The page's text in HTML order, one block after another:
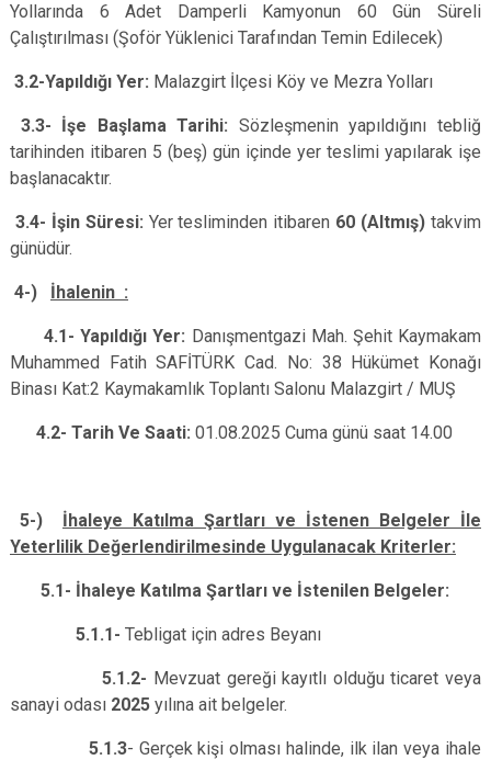
Yollarında 6 Adet Damperli Kamyonun 60 Gün Süreli
Çalıştırılması (Şoför Yüklenici Tarafından Temin Edilecek)
3.2-Yapıldığı Yer: Malazgirt İlçesi Köy ve Mezra Yolları
3.3- İşe Başlama Tarihi: Sözleşmenin yapıldığını tebliğ
tarihinden itibaren 5 (beş) gün içinde yer teslimi yapılarak işe
başlanacaktır.
3.4- İşin Süresi: Yer tesliminden itibaren 60 (Altmış) takvim
günüdür.
4-) İhalenin :
4.1- Yapıldığı Yer: Danışmentgazi Mah. Şehit Kaymakam
Muhammed Fatih SAFİTÜRK Cad. No: 38 Hükümet Konağı
Binası Kat:2 Kaymakamlık Toplantı Salonu Malazgirt / MUŞ
4.2- Tarih Ve Saati: 01.08.2025 Cuma günü saat 14.00
5-) İhaleye Katılma Şartları ve İstenen Belgeler İle
Yeterlilik Değerlendirilmesinde Uygulanacak Kriterler:
5.1- İhaleye Katılma Şartları ve İstenilen Belgeler:
5.1.1- Tebligat için adres Beyanı
5.1.2- Mevzuat gereği kayıtlı olduğu ticaret veya
sanayi odası 2025 yılına ait belgeler.
5.1.3- Gerçek kişi olması halinde, ilk ilan veya ihale